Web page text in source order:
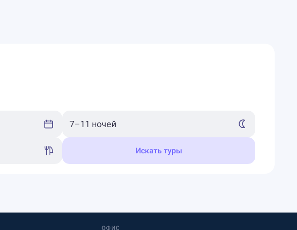
Искать туры
ОФИС